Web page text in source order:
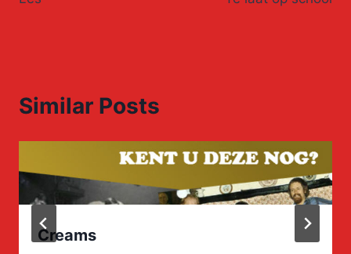
navigation
Similar Posts
Creams